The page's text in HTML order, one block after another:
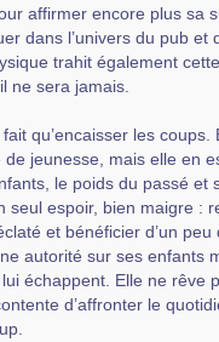
affirmer encore plus sa
dans l’univers du pub et
trahit également
ne sera jamais.
qu’encaisser les coups.
jeunesse, mais elle en
le poids du passé et
seul espoir, bien maigre :
et bénéficier d’un peu
autorité sur ses enfants
échappent. Elle ne rêve
d’affronter le